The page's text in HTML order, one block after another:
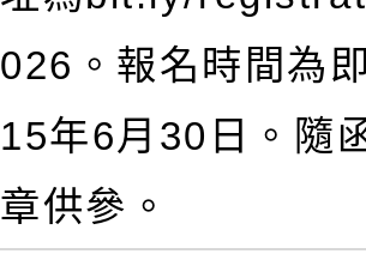
026。報名時間為
15年6月30日。隨
章供參。